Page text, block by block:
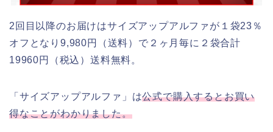
2回目以降のお届けはサイズアップアルファが１袋23％
オフとなり9,980円（送料）で２ヶ月毎に２袋合計
19960円（税込）送料無料。
「サイズアップアルファ」は公式で購入するとお買い
得なことがわかりました。